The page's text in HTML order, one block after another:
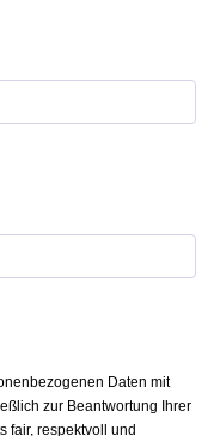
Daten mit
zur Beantwortung Ihrer
fair, respektvoll und